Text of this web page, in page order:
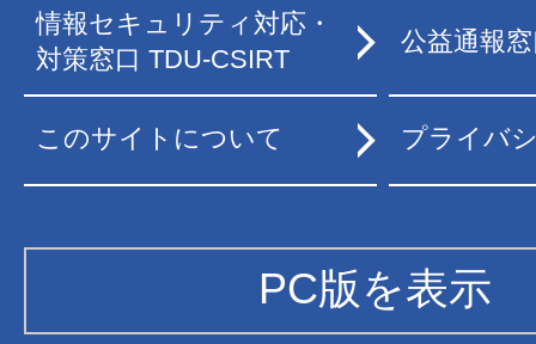
情報セキュリティ対応・
対策窓口 TDU-CSIRT
公益通報
このサイトについて プライバ
PC版を表示